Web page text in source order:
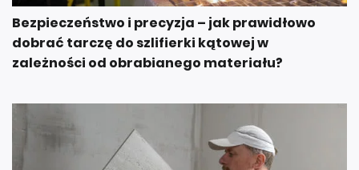
Bezpieczeństwo i precyzja – jak prawidłowo
dobrać tarczę do szlifierki kątowej w
zależności od obrabianego materiału?